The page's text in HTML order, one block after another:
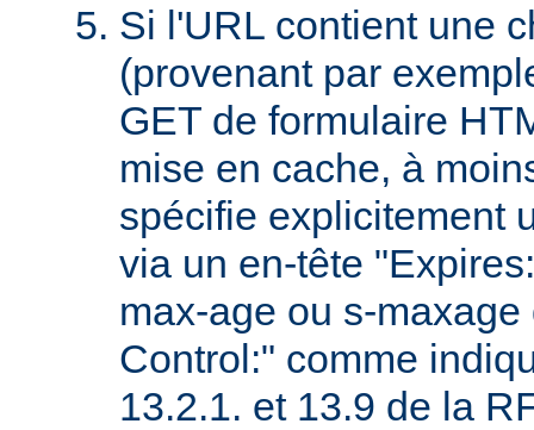
Si l'URL contient une
(provenant par
GET de formulaire
mise en cache, à
spécifie explicitement
via un en-tête
max-age ou s-
Control:" comme
13.2.1. et 13.9 de la